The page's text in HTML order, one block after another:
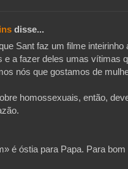
disse...
Sant faz um filme
e a fazer deles umas vítimas
nós que gostamos de
homossexuais, então,
é óstia para Papa. Para bom